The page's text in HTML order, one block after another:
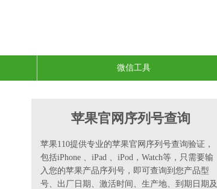
微信工具
苹果官网序列号查询
苹果110提供专业的苹果官网序列号查询验证，
包括iPhone 、iPad 、iPod，Watch等，只需要输
入您的苹果产品序列号，即可查询到您产品型
号、出厂日期、激活时间、生产地、到期日期及